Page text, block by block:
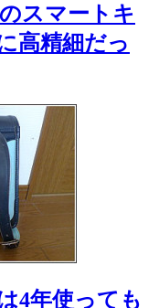
スマートキ
高精細だっ
4年使っても